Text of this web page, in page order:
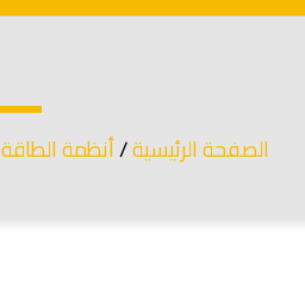
الصفحة الرئيسية/أنظمة الطاقة